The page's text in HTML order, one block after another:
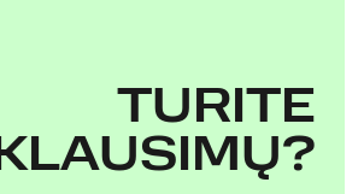
TURITE
KLAUSIMŲ?